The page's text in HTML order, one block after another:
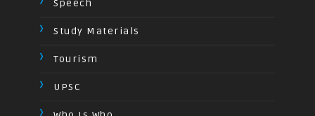
Speech
Study Materials
Tourism
UPSC